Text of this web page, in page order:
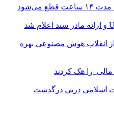
می‌شود
انقلاب هوش مصنوعی بهره
را هک کردند
اسلامی درپی درگذشت